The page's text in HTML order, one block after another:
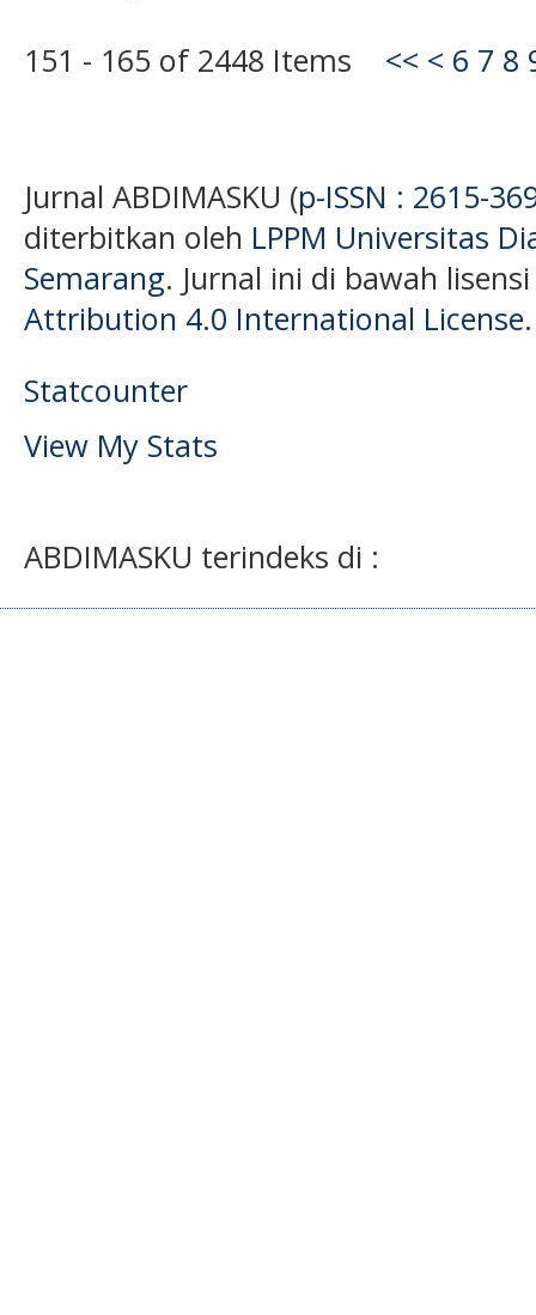
151 - 165 of 2448 Items << < 6 7 8
Jurnal ABDIMASKU (p-ISSN : 2615-
diterbitkan oleh LPPM Universitas
Semarang. Jurnal ini di bawah
Attribution 4.0 International License.
Statcounter
View My Stats
ABDIMASKU terindeks di :